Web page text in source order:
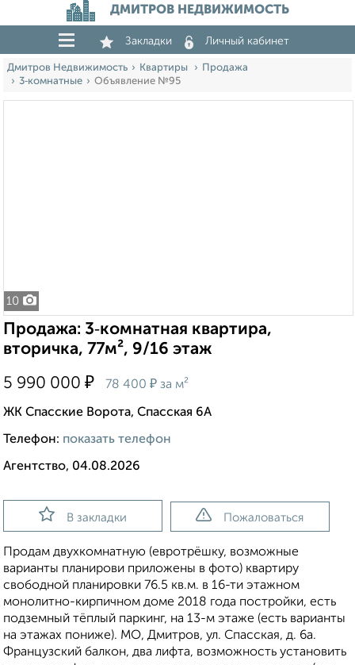
ДМИТРОВ НЕДВИЖИМОСТЬ
Закладки Личный кабинет
Дмитров Недвижимость Квартиры
Продажа
3‑комнатные
Объявление №95
10
Продажа: 3‑комнатная квартира,
вторичка, 77м², 9/16 этаж
5 990 000 ₽ 78 400 ₽ за м²
ЖК Спасские Ворота, Спасская 6А
Телефон: показать телефон
Агентство, 04.08.2026
В закладки Пожаловаться
Продам двухкомнатную (евротрёшку, возможные
варианты планирови приложены в фото) квартиру
свободной планировки 76.5 кв.м. в 16-ти этажном
монолитно-кирпичном доме 2018 года постройки, есть
подземный тёплый паркинг, на 13-м этаже (есть варианты
на этажах пониже). МО, Дмитров, ул. Спасская, д. 6а.
Французский балкон, два лифта, возможность установить